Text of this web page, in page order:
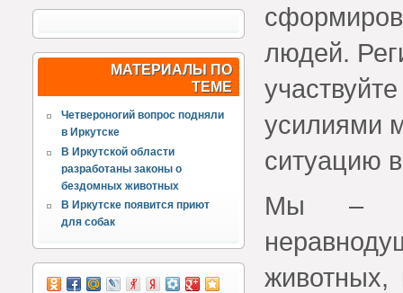
МАТЕРИАЛЫ ПО
ТЕМЕ
Четвероногий вопрос подняли
в Иркутске
В Иркутской области
разработаны законы о
бездомных животных
В Иркутске появится приют
для собак
людей.
усилиями
ситуацию
Мы –